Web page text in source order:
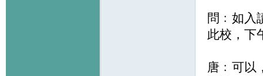
問﹕如入
此校，下
唐﹕可以